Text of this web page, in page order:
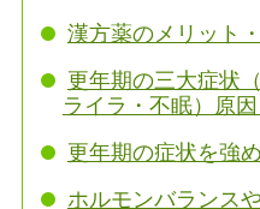
漢方薬のメリット
更年期の三大症状
ライラ・不眠）原
更年期の症状を強
ホルモンバランス